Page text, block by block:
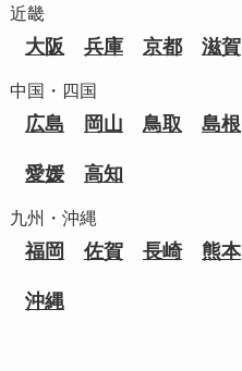
近畿
大阪 兵庫 京都 滋賀
中国・四国
広島 岡山 鳥取 島根
愛媛 高知
九州・沖縄
福岡 佐賀 長崎 熊本
沖縄